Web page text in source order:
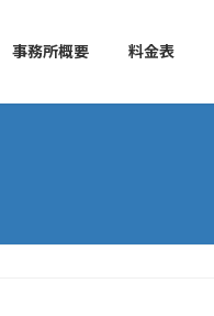
事務所概要 料金表